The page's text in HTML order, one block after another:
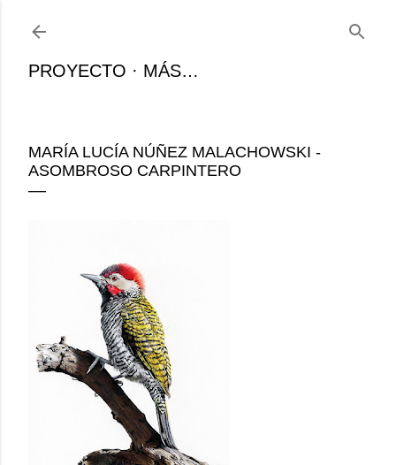
Ir al contenido principal
PROYECTO MÁS…
MARÍA LUCÍA NÚÑEZ MALACHOWSKI -
ASOMBROSO CARPINTERO